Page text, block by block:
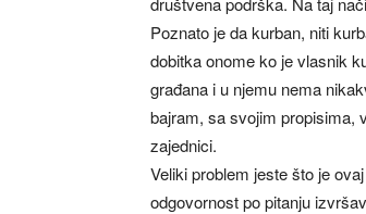
Poznato je da kurban, niti
dobitka onome ko je vlasnik
građana i u njemu nema
bajram, sa svojim propisima,
zajednici.
Veliki problem jeste što je
odgovornost po pitanju